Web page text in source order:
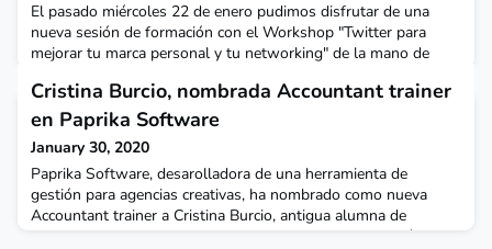
El pasado miércoles 22 de enero pudimos disfrutar de una
nueva sesión de formación con el Workshop "Twitter para
mejorar tu marca personal y tu networking" de la mano de
nuestro Twitter, red social que ahora mismo se considera un
instrumento indispensable para la gestión de la carrera y
networking profesional. Y es que Twitter presenta tres venta
Cristina Burcio, nombrada Accountant trainer
en Paprika Software
January 30, 2020
Paprika Software, desarolladora de una herramienta de
gestión para agencias creativas, ha nombrado como nueva
Accountant trainer a Cristina Burcio, antigua alumna de
CUNEF.Paprika es un software que permite la integración de